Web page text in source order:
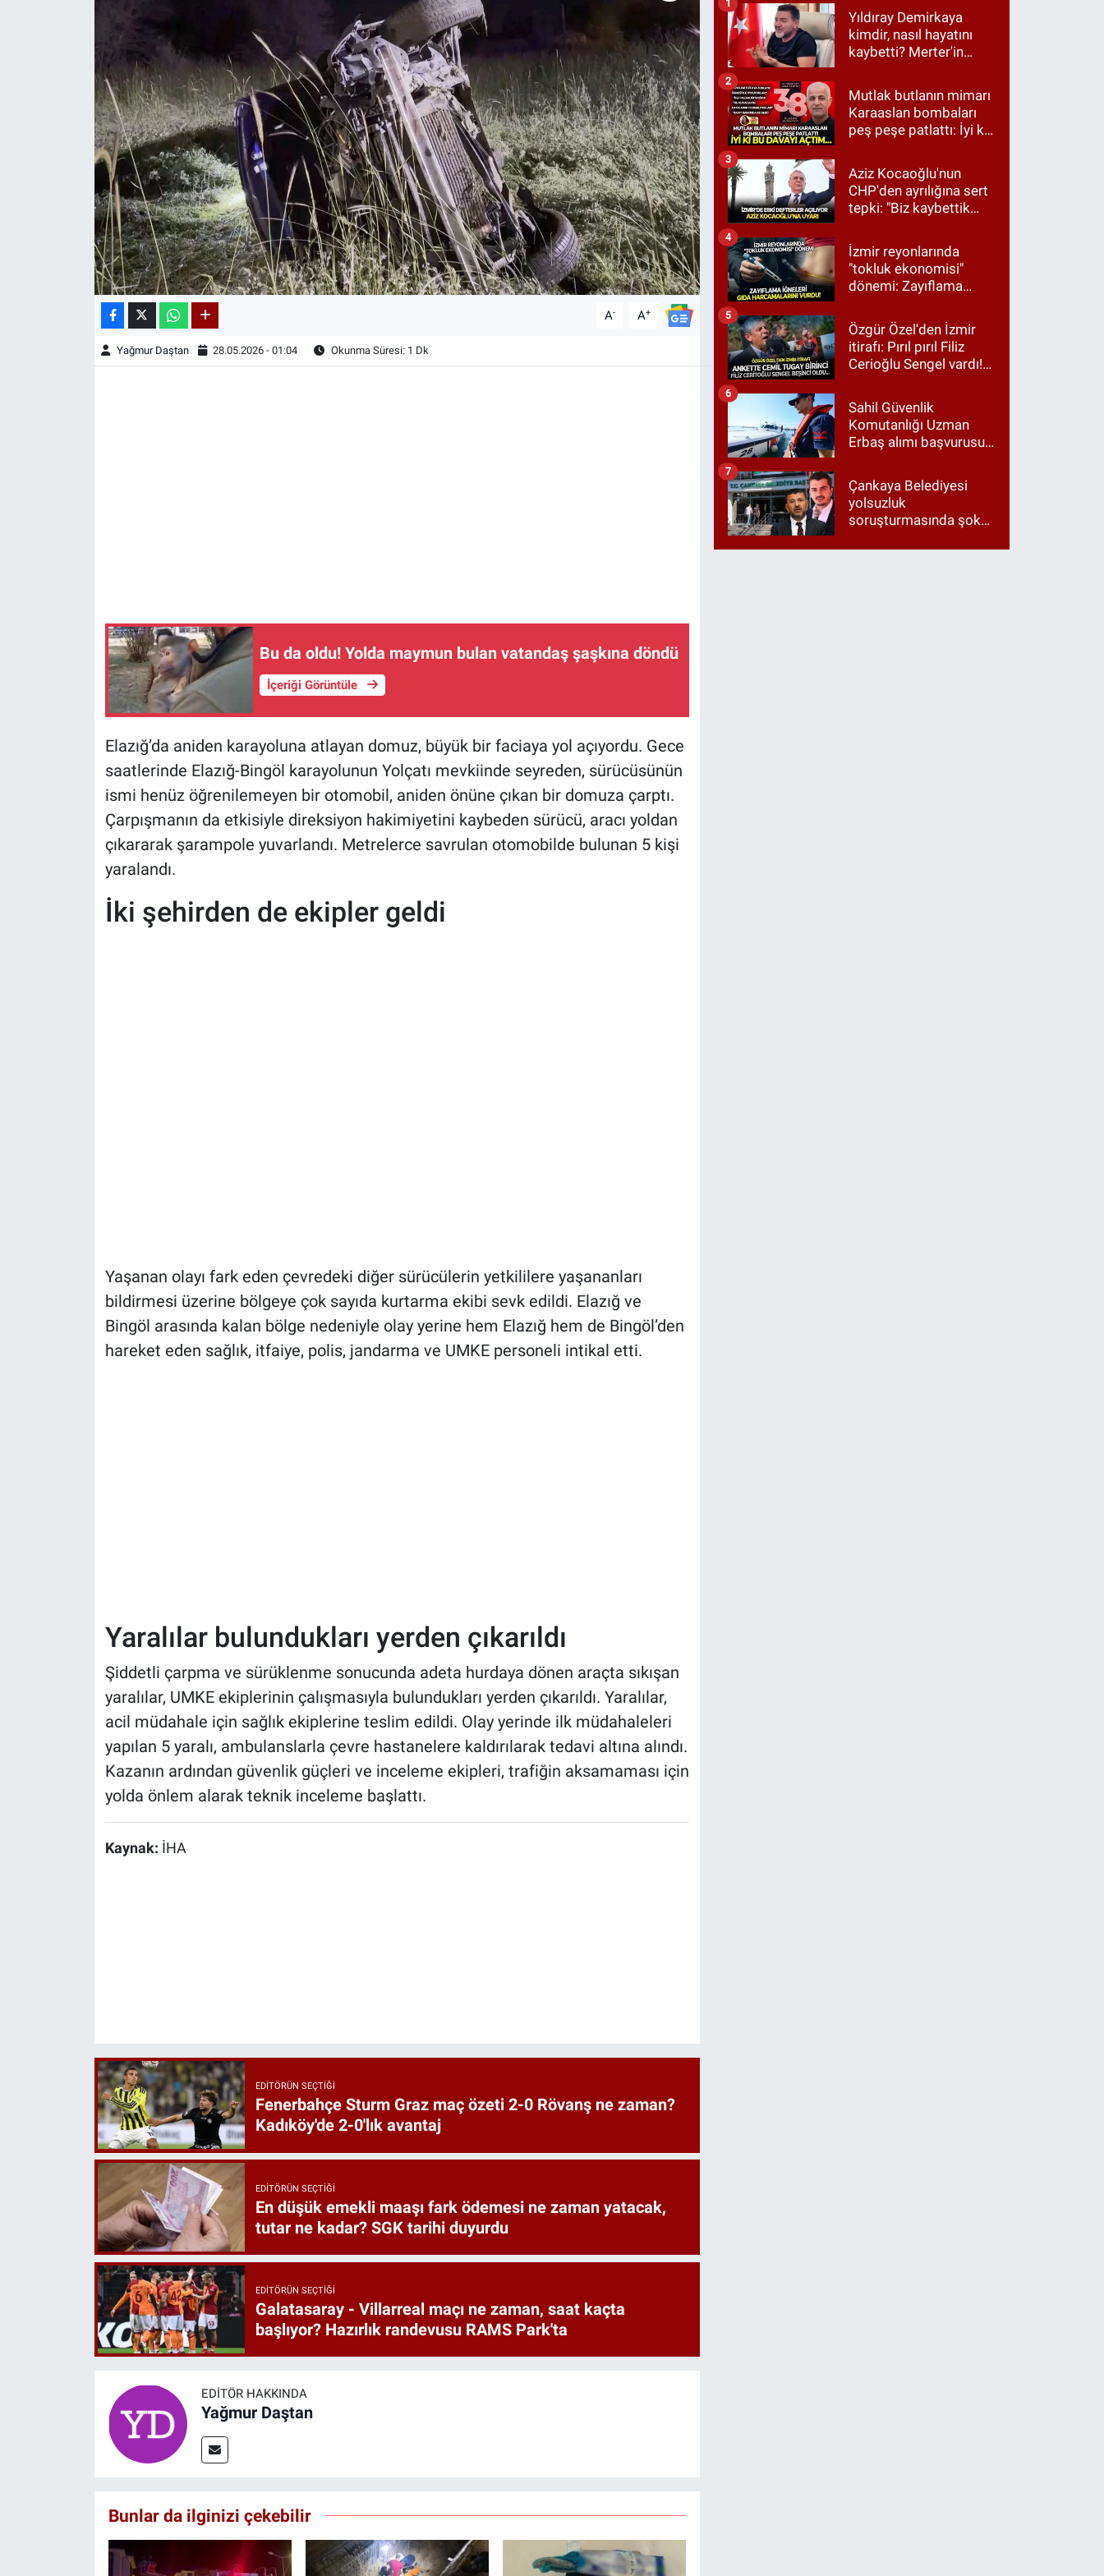
A- A+
Yağmur Daştan 28.05.2026 - 01:04 Okunma Süresi: 1 Dk
Bu da oldu! Yolda maymun bulan vatandaş şaşkına döndü
İçeriği Görüntüle
Elazığ’da aniden karayoluna atlayan domuz, büyük bir faciaya yol açıyordu. Gece
saatlerinde Elazığ-Bingöl karayolunun Yolçatı mevkiinde seyreden, sürücüsünün
ismi henüz öğrenilemeyen bir otomobil, aniden önüne çıkan bir domuza çarptı.
Çarpışmanın da etkisiyle direksiyon hakimiyetini kaybeden sürücü, aracı yoldan
çıkararak şarampole yuvarlandı. Metrelerce savrulan otomobilde bulunan 5 kişi
yaralandı.
İki şehirden de ekipler geldi
Yaşanan olayı fark eden çevredeki diğer sürücülerin yetkililere yaşananları
bildirmesi üzerine bölgeye çok sayıda kurtarma ekibi sevk edildi. Elazığ ve
Bingöl arasında kalan bölge nedeniyle olay yerine hem Elazığ hem de Bingöl’den
hareket eden sağlık, itfaiye, polis, jandarma ve UMKE personeli intikal etti.
Yaralılar bulundukları yerden çıkarıldı
Şiddetli çarpma ve sürüklenme sonucunda adeta hurdaya dönen araçta sıkışan
yaralılar, UMKE ekiplerinin çalışmasıyla bulundukları yerden çıkarıldı. Yaralılar,
acil müdahale için sağlık ekiplerine teslim edildi. Olay yerinde ilk müdahaleleri
yapılan 5 yaralı, ambulanslarla çevre hastanelere kaldırılarak tedavi altına alındı.
Kazanın ardından güvenlik güçleri ve inceleme ekipleri, trafiğin aksamaması için
yolda önlem alarak teknik inceleme başlattı.
Kaynak: İHA
EDITÖRÜN SEÇTIĞI
Fenerbahçe Sturm Graz maç özeti 2-0 Rövanş ne zaman?
Kadıköy'de 2-0'lık avantaj
EDITÖRÜN SEÇTIĞI
En düşük emekli maaşı fark ödemesi ne zaman yatacak,
tutar ne kadar? SGK tarihi duyurdu
EDITÖRÜN SEÇTIĞI
Galatasaray - Villarreal maçı ne zaman, saat kaçta
başlıyor? Hazırlık randevusu RAMS Park'ta
EDITÖR HAKKINDA
Yağmur Daştan
Bunlar da ilginizi çekebilir
Yıldıray Demirkaya
kimdir, nasıl hayatını
kaybetti? Merter'in
mesajı
1
Mutlak butlanın mimarı
Karaaslan bombaları
peş peşe patlattı: İyi ki
2
Aziz Kocaoğlu'nun
CHP'den ayrılığına sert
tepki: "Biz kaybettik
etmedik"
3
İzmir reyonlarında
"tokluk ekonomisi"
dönemi: Zayıflama
harcamalarını vurdu!
4
Özgür Özel'den İzmir
itirafı: Pırıl pırıl Filiz
Cerioğlu Sengel vardı!
Tugay birinci çıktı
5
Sahil Güvenlik
Komutanlığı Uzman
Erbaş alımı başvurusu
başvuru şartları neler?
6
Çankaya Belediyesi
yolsuzluk
soruşturmasında şok
Ağbaba yönetiyordu..."
7